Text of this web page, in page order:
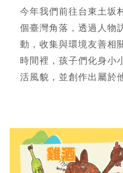
今年我們前往台東土坂
個臺灣角落，透過人物
動，收集與環境友善相
時間裡，孩子們化身小
活風貌，並創作出屬於